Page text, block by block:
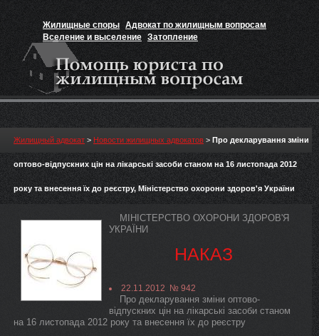
Жилищные споры Адвокат по жилищным вопросам
Вселение и выселение Затопление
Признание прав на жильё
Жилищный адвокат > Новости жилищных адвокатов > Про декларування зміни
оптово-відпускних цін на лікарські засоби станом на 16 листопада 2012
року та внесення їх до реєстру, Міністерство охорони здоров'я України
МІНІСТЕРСТВО ОХОРОНИ ЗДОРОВ'Я
УКРАЇНИ
НАКАЗ
22.11.2012 № 942
Про декларування зміни оптово-
відпускних цін на лікарські засоби станом
на 16 листопада 2012 року та внесення їх до реєстру